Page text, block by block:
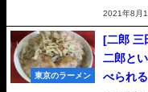
2021年8月
東京のラーメン
[二郎 三
二郎と
べられ